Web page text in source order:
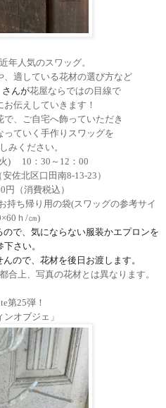
年人気のスワッグ。
適している花材の選び方など
さんが花屋ならではの目線で
伝えしていきます！
、ご自宅へ飾っていただき
っていく手作りスワッグを
みください。
火) 10 ： 30 ～ 12 ： 00
佐北区口田南8-13-23 ）
円（消費税込）
持ち帰り用の袋(スワッグの参考サイ
×60 ｈ /㎝)
で、気にならない服装かエプロンを
下さい。
ので、花材を後日お渡します。
上、写真の花材とは異なります。
第25弾！
ンオブジェ」